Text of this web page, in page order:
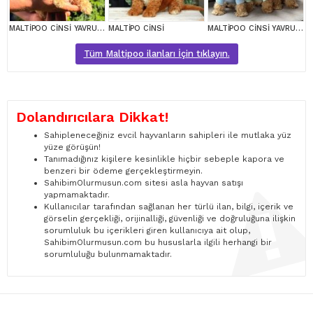
MALTİPOO CİNSİ YAVRULAR EV ÜRETİMİ MALTİPO CİNSİ MALTİPOO CİNSİ YAVRULAR EV ÜRETİMİ
Tüm Maltipoo ilanları İçin tıklayın.
Dolandırıcılara Dikkat!
Sahipleneceğiniz evcil hayvanların sahipleri ile mutlaka yüz
yüze görüşün!
Tanımadığınız kişilere kesinlikle hiçbir sebeple kapora ve
benzeri bir ödeme gerçekleştirmeyin.
SahibimOlurmusun.com sitesi asla hayvan satışı
yapmamaktadır.
Kullanıcılar tarafından sağlanan her türlü ilan, bilgi, içerik ve
görselin gerçekliği, orijinalliği, güvenliği ve doğruluğuna ilişkin
sorumluluk bu içerikleri giren kullanıcıya ait olup,
SahibimOlurmusun.com bu hususlarla ilgili herhangi bir
sorumluluğu bulunmamaktadır.